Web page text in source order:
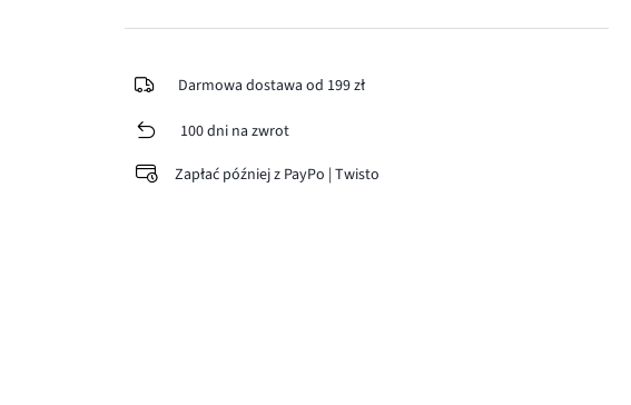
Darmowa dostawa od 199 zł
100 dni na zwrot
Zapłać później z PayPo | Twisto